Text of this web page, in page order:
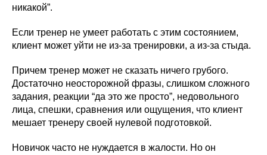
никакой”.
Если тренер не умеет работать с этим состоянием,
клиент может уйти не из-за тренировки, а из-за стыда.
Причем тренер может не сказать ничего грубого.
Достаточно неосторожной фразы, слишком сложного
задания, реакции “да это же просто”, недовольного
лица, спешки, сравнения или ощущения, что клиент
мешает тренеру своей нулевой подготовкой.
Новичок часто не нуждается в жалости. Но он